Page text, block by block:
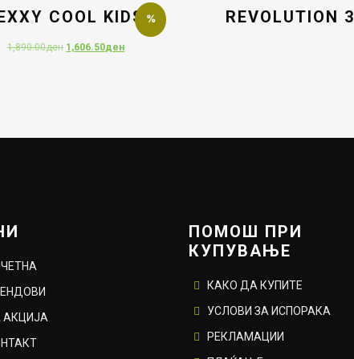
COOL KIDS I
1,890.00ден Original
1,606.50денCurrent
REVOLUTION 3
АКЦИЈА
ПОМОШ ПРИ
КУПУВАЊЕ
КАКО ДА КУПИТЕ
УСЛОВИ ЗА ИСПОРАКА
РЕКЛАМАЦИИ